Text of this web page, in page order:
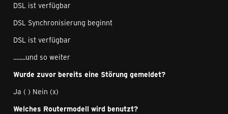
DSL ist verfügbar
DSL Synchronisierung beginnt
DSL ist verfügbar
........und so weiter
Wurde zuvor bereits eine Störung gemeldet?
Ja ( ) Nein (x)
Welches Routermodell wird benutzt?